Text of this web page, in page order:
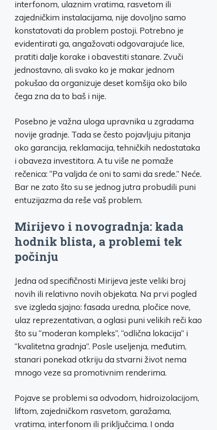
interfonom, ulaznim vratima, rasvetom ili
zajedničkim instalacijama, nije dovoljno samo
konstatovati da problem postoji. Potrebno je
evidentirati ga, angažovati odgovarajuće lice,
pratiti dalje korake i obavestiti stanare. Zvuči
jednostavno, ali svako ko je makar jednom
pokušao da organizuje deset komšija oko bilo
čega zna da to baš i nije.
Posebno je važna uloga upravnika u zgradama
novije gradnje. Tada se često pojavljuju pitanja
oko garancija, reklamacija, tehničkih nedostataka
i obaveza investitora. A tu više ne pomaže
rečenica: “Pa valjda će oni to sami da srede.” Neće.
Bar ne zato što su se jednog jutra probudili puni
entuzijazma da reše vaš problem.
Mirijevo i novogradnja: kada
hodnik blista, a problemi tek
počinju
Jedna od specifičnosti Mirijeva jeste veliki broj
novih ili relativno novih objekata. Na prvi pogled
sve izgleda sjajno: fasada uredna, pločice nove,
ulaz reprezentativan, a oglasi puni velikih reči kao
što su “moderan kompleks”, “odlična lokacija” i
“kvalitetna gradnja”. Posle useljenja, međutim,
stanari ponekad otkriju da stvarni život nema
mnogo veze sa promotivnim renderima.
Pojave se problemi sa odvodom, hidroizolacijom,
liftom, zajedničkom rasvetom, garažama,
vratima, interfonom ili priključcima. I onda